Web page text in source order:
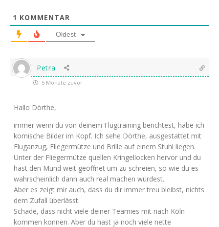
1 KOMMENTAR
Oldest
Petra
5 Monate zuvor
Hallo Dörthe,
immer wenn du von deinem Flugtraining berichtest, habe ich
komische Bilder im Kopf. Ich sehe Dörthe, ausgestattet mit
Fluganzug, Fliegermütze und Brille auf einem Stuhl liegen.
Unter der Fliegermütze quellen Kringellocken hervor und du
hast den Mund weit geöffnet um zu schreien, so wie du es
wahrscheinlich dann auch real machen würdest.
Aber es zeigt mir auch, dass du dir immer treu bleibst, nichts
dem Zufall überlässt.
Schade, dass nicht viele deiner Teamies mit nach Köln
kommen können. Aber du hast ja noch viele nette